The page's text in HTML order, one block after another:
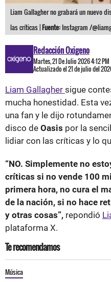
Liam Gallagher no grabará un nuevo
las críticas |Fuente: Instagram /
Redacción Oxigeno
Martes, 21 De Julio 2026 4:12 PM
Actualizado el 21 de julio del
Liam Gallagher sigue
mucha honestidad. Esta
una fan y le dijo
disco de Oasis por la
lidiar con las críticas y lo
“NO. Simplemente no
críticas si no vende 100
primera hora, no cura el
de la nación, si no hace
y otras cosas”, repondió
plataforma X.
Te recomendamos
Música